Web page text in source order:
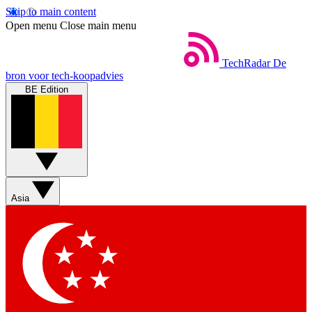
Skip to main content
Open menu Close main menu
TechRadar De
bron voor tech-koopadvies
BE Edition
Asia